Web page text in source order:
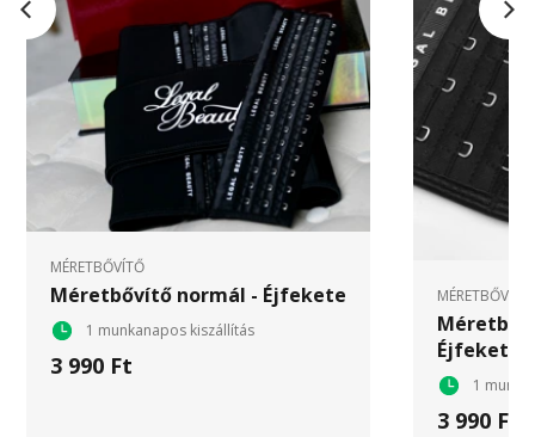
MÉRETBŐVÍTŐ
Méretbővítő normál - Éjfekete
1 munkanapos kiszállítás
3 990 Ft
MÉRETBŐVÍTŐ
Éjfekete
1
3 990 Ft